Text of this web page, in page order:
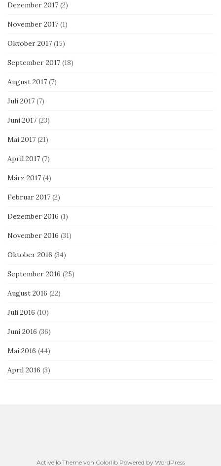
Dezember 2017 (2)
November 2017 (1)
Oktober 2017 (15)
September 2017 (18)
August 2017 (7)
Juli 2017 (7)
Juni 2017 (23)
Mai 2017 (21)
April 2017 (7)
März 2017 (4)
Februar 2017 (2)
Dezember 2016 (1)
November 2016 (31)
Oktober 2016 (34)
September 2016 (25)
August 2016 (22)
Juli 2016 (10)
Juni 2016 (36)
Mai 2016 (44)
April 2016 (3)
Activello Theme von ColorlibPowered by WordPress